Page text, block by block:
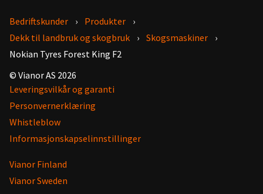
Bedriftskunder
Produkter
Dekk til landbruk og skogbruk
Skogsmaskiner
Nokian Tyres Forest King F2
© Vianor AS 2026
Leveringsvilkår og garanti
Personvernerklæring
Whistleblow
Informasjonskapselinnstillinger
Vianor Finland
Vianor Sweden